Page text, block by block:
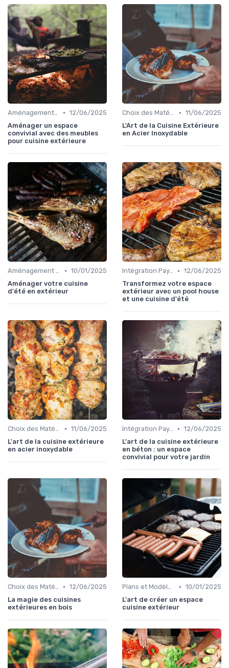
Aménagement d'Espaces de Cuisson • 12/06/2025
Aménager un espace
convivial avec des meubles
pour cuisine extérieure
Choix des Matériaux et du Design • 11/06/2025
L'Art de la Cuisine Extérieure
en Acier Inoxydable
Aménagement d'Espaces de Cuisson • 10/01/2025
Aménager votre cuisine
d'été en extérieur
Intégration Paysagère et Décoration • 12/06/2025
Transformez votre espace
extérieur avec un pool house
et une cuisine d'été
Choix des Matériaux et du Design • 11/06/2025
L'art de la cuisine extérieure
en acier inoxydable
Intégration Paysagère et Décoration • 12/06/2025
L'art de la cuisine extérieure
en béton : un espace
convivial pour votre jardin
Choix des Matériaux et du Design • 12/06/2025
La magie des cuisines
extérieures en bois
Plans et Modèles de Cuisines Extérieures • 10/01/2025
L'art de créer un espace
cuisine extérieur